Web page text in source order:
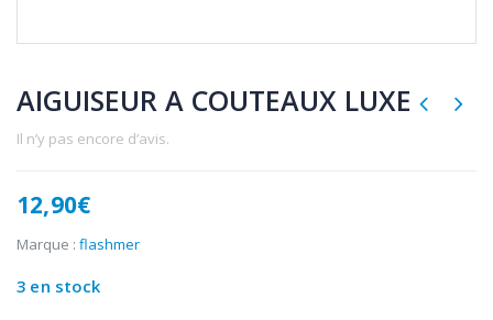
AIGUISEUR A COUTEAUX LUXE
Il n’y pas encore d’avis.
12,90€
Marque : flashmer
3 en stock